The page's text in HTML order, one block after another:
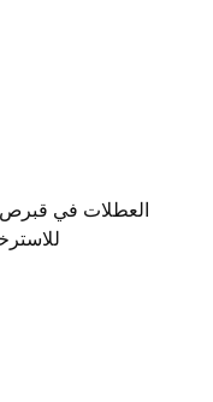
العطلات في قبرص